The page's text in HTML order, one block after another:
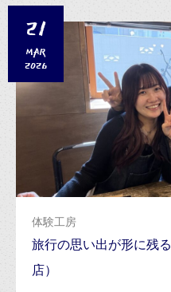
21
MAR
2026
体験工房
旅行の思い出が形に残る
店）